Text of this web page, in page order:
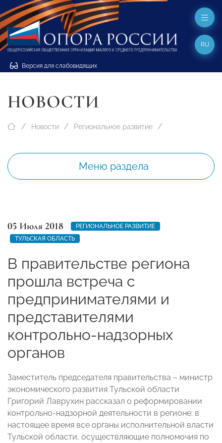
Версия для слабовидящих
RU
НОВОСТИ
Новости Региональное развитие
Меню раздела
05 Июля 2018
РЕГИОНАЛЬНОЕ РАЗВИТИЕ
ТУЛЬСКАЯ ОБЛАСТЬ
В правительстве региона
прошла встреча с
предпринимателями и
представителями
контрольно-надзорных
органов
Заместитель председателя правительства – министр
экономического развития Тульской области
Григорий Лаврухин рассказал о реформировании
контрольно-надзорной деятельности в регионе: в
настоящее время все органы исполнительной власти
Тульской области, осуществляющие полномочия по